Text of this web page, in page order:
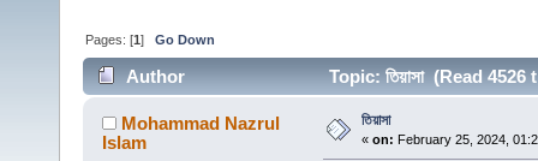
Pages: [1]Go Down
Author Topic: তিয়াসা (Read 4526
Mohammad Nazrul
Islam
তিয়াসা
« on: February 25, 2024,